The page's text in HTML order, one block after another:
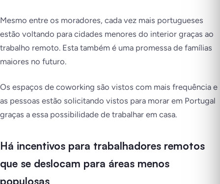
Mesmo entre os moradores, cada vez mais portugueses
estão voltando para cidades menores do interior graças ao
trabalho remoto. Esta também é uma promessa de famílias
maiores no futuro.
Os espaços de coworking são vistos com mais frequência e
as pessoas estão solicitando vistos para morar em Portugal
graças a essa possibilidade de trabalhar em casa.
Há incentivos para trabalhadores remotos
que se deslocam para áreas menos
populosas